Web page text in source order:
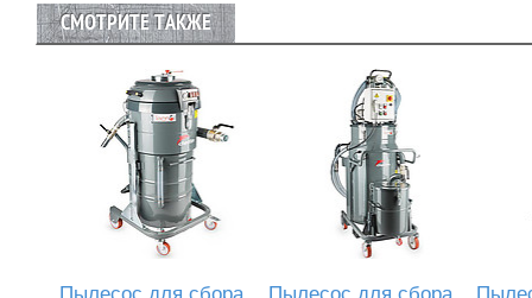
СМОТРИТЕ ТАКЖЕ
Пылесос для сбора Пылесос для сбора